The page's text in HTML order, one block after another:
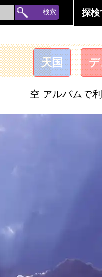
検索 探検
天国
空 アルバムで